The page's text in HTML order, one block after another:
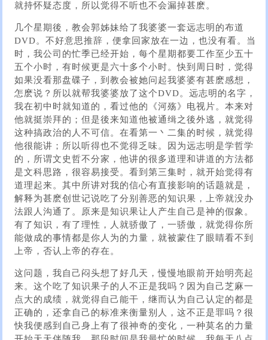
就持怀疑态度，所以觉得不听也不会漏掉甚麽。
几个星期後，教会郭姊妹给了我婆婆一套远志明的布道
DVD。不好意思推辞，便拿回家放在一边，也没有看。当
时，我公司的忙季已经开始，每个星期都要工作至少五十
五个小时，有时候更是六十多个小时。快到周日时，觉得
如果没看那盘碟子，到教会被她问起我婆婆有甚麽感想，
怎麽说？所以就帮我婆婆放了这个DVD。远志明的名字，
我在初中时就知道的，看过他的《河殇》电视片。本来对
他就挺崇拜的；但是後来知道他被通缉之後外逃，就觉得
这种搞政治的人不可信。在看第一丶二集的时候，就觉得
他很能讲；所以听得也不觉得乏味。因为远志明是学哲学
的，所谓文史哲不分家，他讲的很多道理和讲道的方法都
是文科思路，很容易接受。看到第三集时，就开始觉得有
道理起来。其中所讲对我的信心有直接影响的话题就是，
解释为甚麽创世记说吃了分别善恶的知识果，上帝就没办
法跟人沟通了。原来是知识果让人产生自己是神的假象。
有了知识，有了理性，人就骄傲了，一骄傲，就觉得你所
能做成的事情都是你人为的力量，就被蒙住了眼睛看不到
上帝，否认上帝的存在。
这问题，我自己闷头想了好几天，慢慢地眼前开始明亮起
来。这个吃了知识果子的人不正是我吗？因为自己芝麻一
点大的成绩，就觉得自己能干，继而认为自己认定的都是
正确的，还拿自己的标准来衡量别人，这不正是罪吗？很
快我便感到自己身上有了很神奇的变化，一种莫名的力量